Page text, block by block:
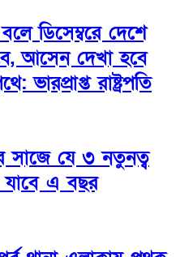
ডিসেম্বরে দেশে
আসেন দেখা হবে
ভারপ্রাপ্ত রাষ্ট্রপতি
সাজে যে ৩ নতুনত্ব
যাবে এ বছর